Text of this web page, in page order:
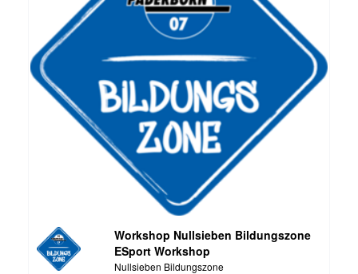
Workshop Nullsieben Bildungszone
ESport Workshop
Nullsieben Bildungszone